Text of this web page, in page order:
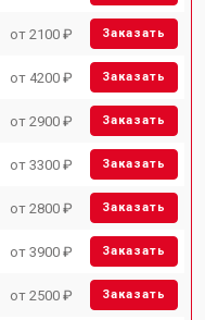
от 2100 ₽ Заказать
от 4200 ₽ Заказать
от 2900 ₽ Заказать
от 3300 ₽ Заказать
от 2800 ₽ Заказать
от 3900 ₽ Заказать
от 2500 ₽ Заказать